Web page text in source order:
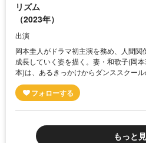
リズム
（2023年）
出演
岡本圭人がドラマ初主演を務め、人間
成長していく姿を描く。妻・和歌子(岡
本)は、あるきっかけからダンススクー
もっと